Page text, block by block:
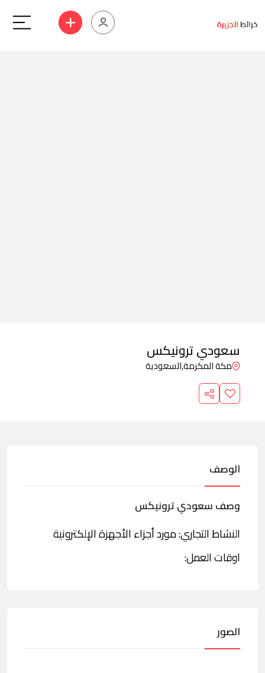
سعودي ترونيكس
مكة المكرمة,السعودية
الوصف
وصف سعودي ترونيكس
النشاط التجاري: مورد أجزاء الأجهزة الإلكترونية
اوقات العمل:
الصور